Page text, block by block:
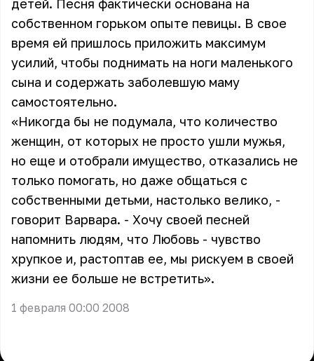
детей. Песня фактически основана на
собственном горьком опыте певицы. В свое
время ей пришлось приложить максимум
усилий, чтобы поднимать на ноги маленького
сына и содержать заболевшую маму
самостоятельно.
«Никогда бы не подумала, что количество
женщин, от которых не просто ушли мужья,
но еще и отобрали имущество, отказались не
только помогать, но даже общаться с
собственными детьми, настолько велико, -
говорит Варвара. - Хочу своей песней
напомнить людям, что Любовь - чувство
хрупкое и, растоптав ее, мы рискуем в своей
жизни ее больше не встретить».
1 февраля 00:00 2008